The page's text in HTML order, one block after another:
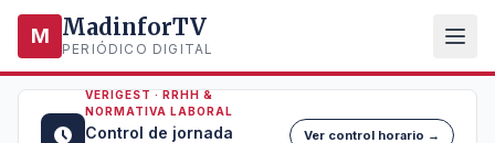
M MadinforTV
PERIÓDICO DIGITAL
VERIGEST · RRHH &
NORMATIVA LABORAL
Control de jornada
Ver control horario →